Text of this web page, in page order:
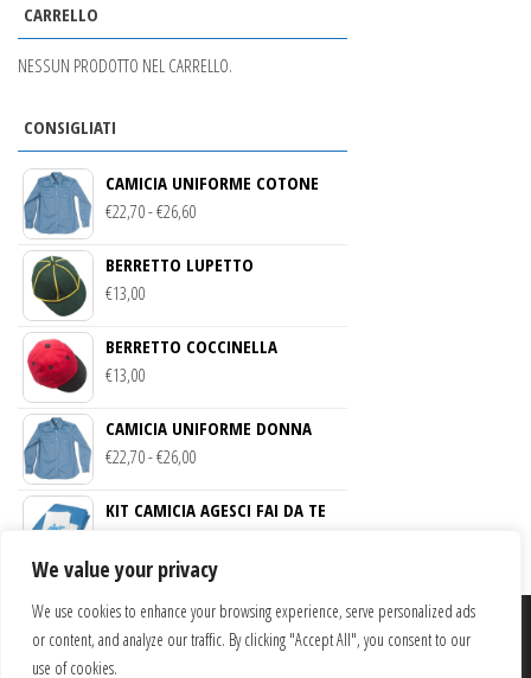
We value your privacy
We use cookies to enhance your browsing experience, serve personalized ads
or content, and analyze our traffic. By clicking "Accept All", you consent to our
use of cookies.
CARRELLO
NESSUN PRODOTTO NEL CARRELLO.
CONSIGLIATI
CAMICIA UNIFORME COTONE
€22,70-€26,60FASCIA
PREZZO:
A
BERRETTO LUPETTO
€13,00
BERRETTO COCCINELLA
€13,00
CAMICIA UNIFORME DONNA
€22,70-€26,00FASCIA
PREZZO:
€22,70
€26,00
KIT CAMICIA AGESCI FAI DA TE
LA NUOVA ZAGARA – SERVIZI SOCIALI AGESCI SICILIA SOCIETA’